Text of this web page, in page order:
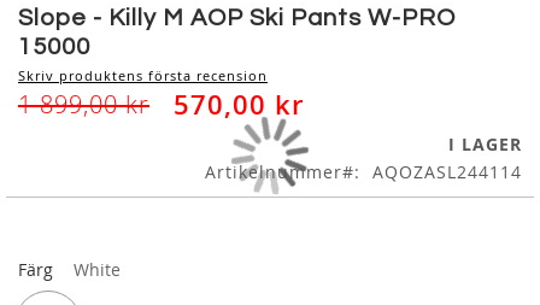
the
end
of
the
images
to
the
beginning
of
the
Slope - Killy M AOP Ski Pants W-PRO
15000
Skriv produktens första recension
1 899,00 kr 570,00 kr
I LAGER
Artikelnummer
AQOZASL244114
Färg White